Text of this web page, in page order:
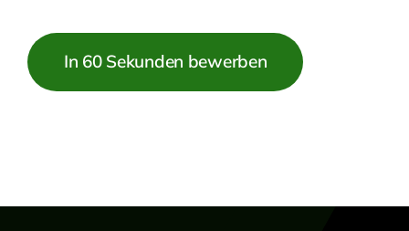
In 60 Sekunden bewerben